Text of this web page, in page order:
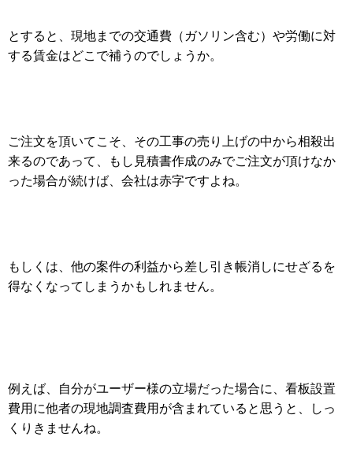
とすると、現地までの交通費（ガソリン含む）や労働に対
する賃金はどこで補うのでしょうか。
ご注文を頂いてこそ、その工事の売り上げの中から相殺出
来るのであって、もし見積書作成のみでご注文が頂けなか
った場合が続けば、会社は赤字ですよね。
もしくは、他の案件の利益から差し引き帳消しにせざるを
得なくなってしまうかもしれません。
例えば、自分がユーザー様の立場だった場合に、看板設置
費用に他者の現地調査費用が含まれていると思うと、しっ
くりきませんね。